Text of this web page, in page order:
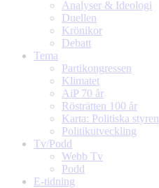
Analyser & Ideologi
Duellen
Krönikor
Debatt
Tema
Partikongressen
Klimatet
AiP 70 år
Rösträtten 100 år
Karta: Politiska styren
Politikutveckling
Tv/Podd
Webb Tv
Podd
E-tidning